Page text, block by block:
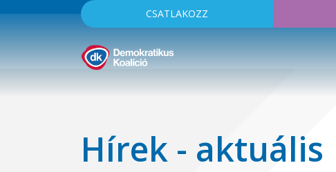
CSATLAKOZZ
Hírek - aktuális